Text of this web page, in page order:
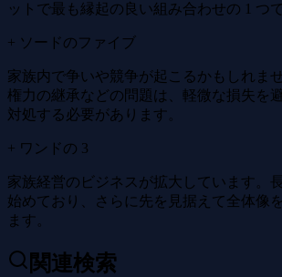
ットで最も縁起の良い組み合わせの 1 つで
+ ソードのファイブ
家族内で争いや競争が起こるかもしれま
権力の継承などの問題は、軽微な損失を
対処する必要があります。
+ ワンドの 3
家族経営のビジネスが拡大しています。
始めており、さらに先を見据えて全体像
ます。
関連検索